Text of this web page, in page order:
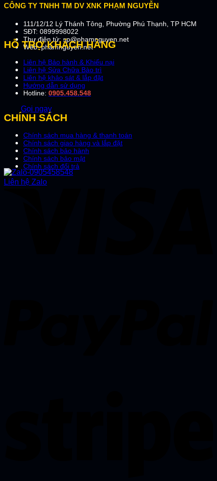
CÔNG TY TNHH TM DV XNK PHẠM NGUYỄN
111/12/12 Lý Thánh Tông, Phường Phú Thạnh, TP HCM
SĐT: 0899998022
Thư điện tử: sp@phamnguyen.net
Web: phamnguyen.net
HỖ TRỢ KHÁCH HÀNG
Liên hệ Bảo hành & Khiếu nại
Liên hệ Sửa Chữa Bào trì
Liên hệ khảo sát & lắp đặt
Hướng dẫn sử dụng
Hotline: 0905.458.548
Gọi ngay
CHÍNH SÁCH
Chính sách mua hàng & thanh toán
Chính sách giao hàng và lắp đặt
Chính sách bảo hành
Chính sách bảo mật
Chính sách đổi trả
Liên hệ Zalo